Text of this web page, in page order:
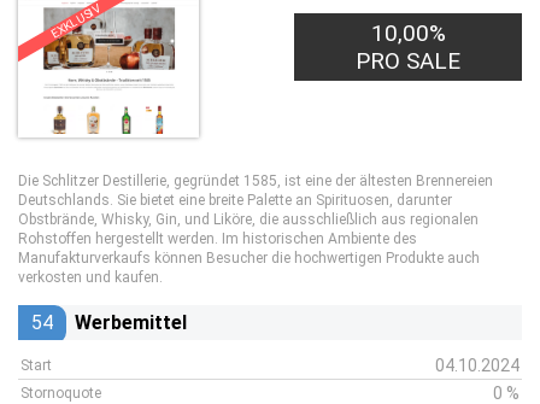
EXKLUSIV
10,00%
PRO SALE
Die Schlitzer Destillerie, gegründet 1585, ist eine der ältesten Brennereien
Deutschlands. Sie bietet eine breite Palette an Spirituosen, darunter
Obstbrände, Whisky, Gin, und Liköre, die ausschließlich aus regionalen
Rohstoffen hergestellt werden. Im historischen Ambiente des
Manufakturverkaufs können Besucher die hochwertigen Produkte auch
verkosten und kaufen.
54 Werbemittel
Start 04.10.2024
Stornoquote 0 %